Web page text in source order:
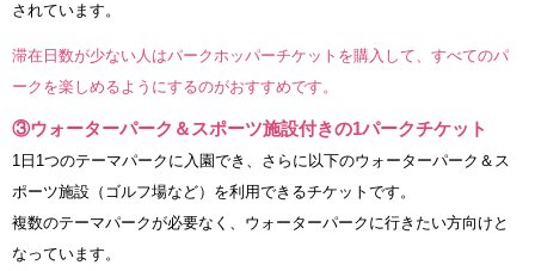
されています。
滞在日数が少ない人はパークホッパーチケットを購入して、すべてのパ
ークを楽しめるようにするのがおすすめです。
③ウォーターパーク＆スポーツ施設付きの1パークチケット
1日1つのテーマパークに入園でき、さらに以下のウォーターパーク＆ス
ポーツ施設（ゴルフ場など）を利用できるチケットです。
複数のテーマパークが必要なく、ウォーターパークに行きたい方向けと
なっています。